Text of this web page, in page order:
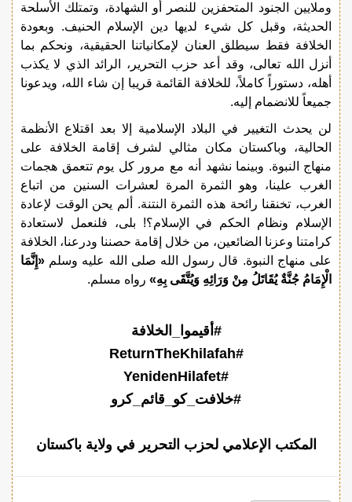
وملايين الجنود المتحفزين للنصر أو الشهادة، وتمتلك الأسلحة
الحديثة، وقبل كل شيء لديها دين الإسلام الحنيف. وبعودة
الخلافة فقط سيطلق العنان لإمكانياتنا الحقيقية، ونحكم بما
أنزل الله تعالى، وقد أعد حزب التحرير، الرائد الذي لا يكذب
أهله، دستوراً كاملاً، للخلافة القائمة قريبا إن شاء الله، ويدعونا
جميعاً للانضمام إليه.
لن يحدث التغيير في البلاد الإسلامية إلا بعد اقتلاع الأنظمة
الحالية، وباكستان مكان مثالي لشرف إقامة الخلافة على
منهاج النبوة. وبينما نشهد أنه مع مرور كل يوم تتعمق هجمات
الغرب علينا، وهو الثمرة المرة لعشرات السنين من اتباع
الغرب، تخنقنا رائحة هذه الثمرة النتنة. ألم يحن الوقت لإعادة
الإسلام ونظام الحكم في الإسلام؟! بلى، فلنعمل لاستعادة
كرامتنا وعزنا الضائعين، من خلال إقامة حصننا ودرعنا، الخلافة
على منهاج النبوة. قال رسول الله صلى الله عليه وسلم «إِنَّمَا
الْإِمَامُ جُنَّةٌ يُقَاتَلُ مِنْ وَرَائِهِ وَيُتَّقَى بِهِ» رواه مسلم.
#أقيموا_الخلافة
#ReturnTheKhilafah
#YenidenHilafet
#خلافت_کو_قائم_کرو
المكتب الإعلامي لحزب التحرير في ولاية باكستان